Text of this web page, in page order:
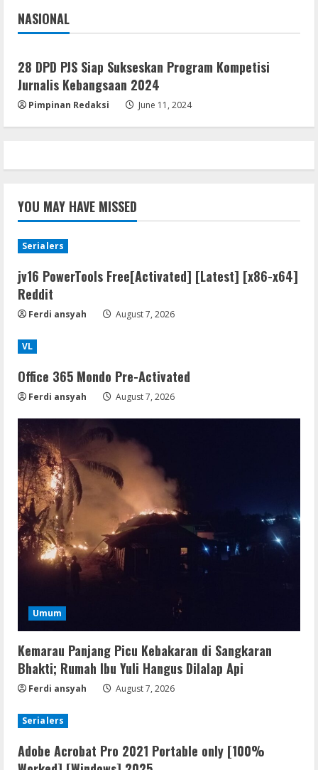
5
VL
Image .tоr𝚛еnt
August 7, 2026
NASIONAL
Jakarta
28 DPD PJS Siap Sukseskan Program Kompetisi
Jurnalis Kebangsaan 2024
Pimpinan Redaksi June 11, 2024
YOU MAY HAVE MISSED
Serialers
jv16 PowerTools Free[Activated] [Latest] [x86-x64]
Reddit
Ferdi ansyah August 7, 2026
VL
Office 365 Mondo Pre-Activated
Ferdi ansyah August 7, 2026
Umum
Kemarau Panjang Picu Kebakaran di Sangkaran
Bhakti; Rumah Ibu Yuli Hangus Dilalap Api
Ferdi ansyah August 7, 2026
Serialers
Adobe Acrobat Pro 2021 Portable only [100%